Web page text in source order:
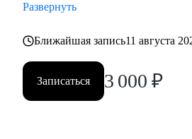
Развернуть
Ближайшая запись11 августа
Записаться 3 000 ₽